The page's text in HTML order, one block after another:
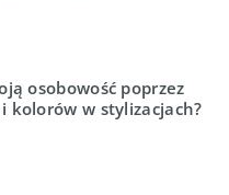
osobowość poprzez
kolorów w stylizacjach?